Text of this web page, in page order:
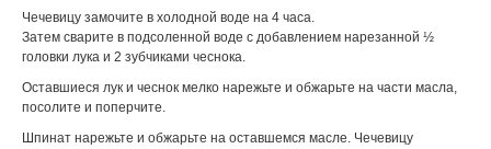
Чечевицу замочите в холодной воде на 4 часа.
Затем сварите в подсоленной воде с добавлением нарезанной ½
головки лука и 2 зубчиками чеснока.
Оставшиеся лук и чеснок мелко нарежьте и обжарьте на части масла,
посолите и поперчите.
Шпинат нарежьте и обжарьте на оставшемся масле. Чечевицу